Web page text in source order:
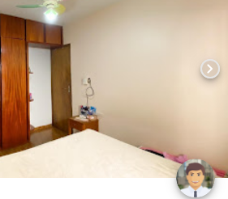
chevron_right